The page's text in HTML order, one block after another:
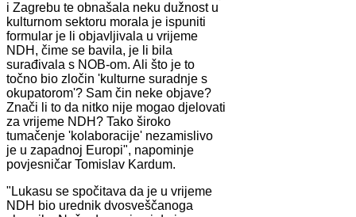
i Zagrebu te obnašala neku dužnost u
kulturnom sektoru morala je ispuniti
formular je li objavljivala u vrijeme
NDH, čime se bavila, je li bila
surađivala s NOB-om. Ali što je to
točno bio zločin 'kulturne suradnje s
okupatorom'? Sam čin neke objave?
Znači li to da nitko nije mogao djelovati
za vrijeme NDH? Tako široko
tumačenje 'kolaboracije' nezamislivo
je u zapadnoj Europi", napominje
povjesničar Tomislav Kardum.
"Lukasu se spočitava da je u vrijeme
NDH bio urednik dvosveščanoga